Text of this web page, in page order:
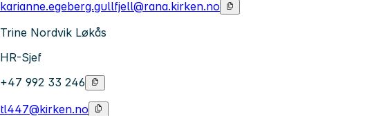
karianne.egeberg.gullfjell@rana.kirken.no
Trine Nordvik Løkås
HR-Sjef
+47 992 33 246
tl447@kirken.no